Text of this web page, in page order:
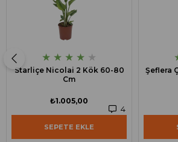
★ ★ ★ ★ ★
Starliçe Nicolai 2 Kök 60-80
Cm
4
₺1.005,00
SEPETE EKLE
Şeflera